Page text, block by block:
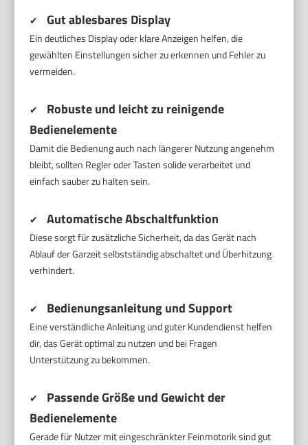
✔ Gut ablesbares Display
Ein deutliches Display oder klare Anzeigen helfen, die
gewählten Einstellungen sicher zu erkennen und Fehler zu
vermeiden.
✔
Robuste und leicht zu reinigende
Bedienelemente
Damit die Bedienung auch nach längerer Nutzung angenehm
bleibt, sollten Regler oder Tasten solide verarbeitet und
einfach sauber zu halten sein.
✔ Automatische Abschaltfunktion
Diese sorgt für zusätzliche Sicherheit, da das Gerät nach
Ablauf der Garzeit selbstständig abschaltet und Überhitzung
verhindert.
✔ Bedienungsanleitung und Support
Eine verständliche Anleitung und guter Kundendienst helfen
dir, das Gerät optimal zu nutzen und bei Fragen
Unterstützung zu bekommen.
✔
Passende Größe und Gewicht der
Bedienelemente
Gerade für Nutzer mit eingeschränkter Feinmotorik sind gut